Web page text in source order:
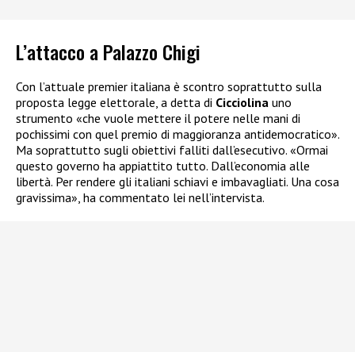
L’attacco a Palazzo Chigi
Con l’attuale premier italiana è scontro soprattutto sulla
proposta legge elettorale, a detta di Cicciolina uno
strumento «che vuole mettere il potere nelle mani di
pochissimi con quel premio di maggioranza antidemocratico».
Ma soprattutto sugli obiettivi falliti dall’esecutivo. «Ormai
questo governo ha appiattito tutto. Dall’economia alle
libertà. Per rendere gli italiani schiavi e imbavagliati. Una cosa
gravissima», ha commentato lei nell’intervista.